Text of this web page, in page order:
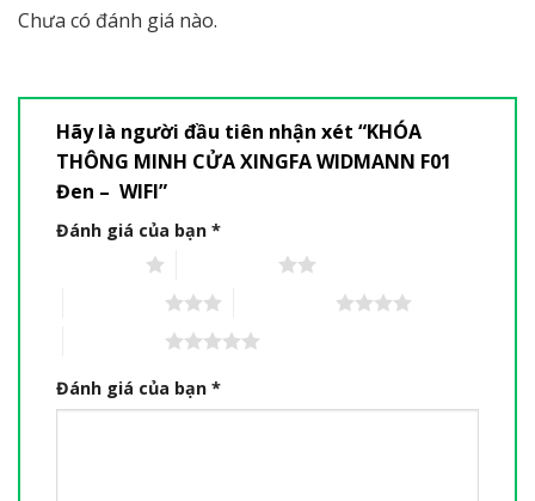
Chưa có đánh giá nào.
Hãy là người đầu tiên nhận xét “KHÓA
THÔNG MINH CỬA XINGFA WIDMANN F01
Đen – WIFI”
Đánh giá của bạn *
Đánh giá của bạn *